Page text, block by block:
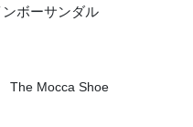
ンボーサンダル
The Mocca Shoe